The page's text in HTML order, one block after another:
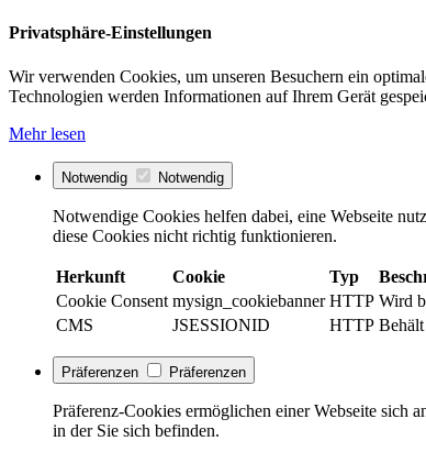
Privatsphäre-Einstellungen
Wir verwenden Cookies, um unseren Besuchern ein
Technologien werden Informationen auf Ihrem Gerät
Mehr lesen
Notwendig Notwendig
Notwendige Cookies helfen dabei, eine Webseite
diese Cookies nicht richtig funktionieren.
Herkunft Cookie Typ
Cookie Consent mysign_cookiebanner HTTP Wird
CMS
JSESSIONID HTTP
Präferenzen Präferenzen
Präferenz-Cookies ermöglichen einer Webseite sich
in der Sie sich befinden.